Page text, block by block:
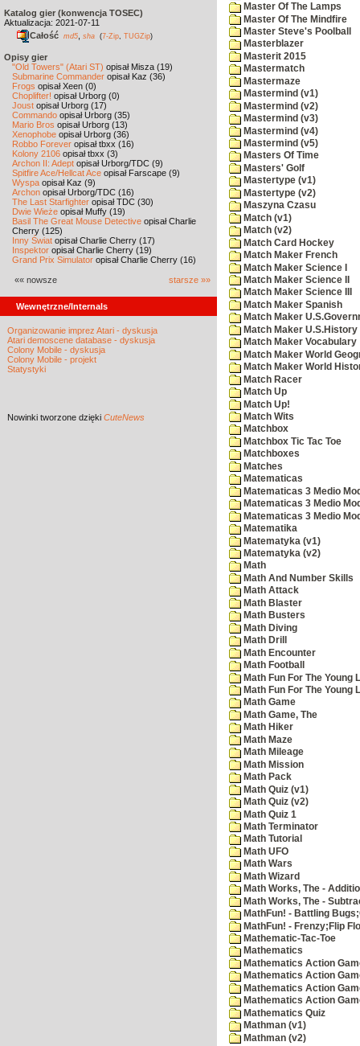
Katalog gier (konwencja TOSEC)
Aktualizacja: 2021-07-11
Całość md5 sha (7-Zip TUGZip)
Opisy gier
"Old Towers" (Atari ST) opisał Misza (19)
Submarine Commander opisał Kaz (36)
Frogs opisał Xeen (0)
Choplifter! opisał Urborg (0)
Joust opisał Urborg (17)
Commando opisał Urborg (35)
Mario Bros opisał Urborg (13)
Xenophobe opisał Urborg (36)
Robbo Forever opisał tbxx (16)
Kolony 2106 opisał tbxx (3)
Archon II: Adept opisał Urborg/TDC (9)
Spitfire Ace/Hellcat Ace opisał Farscape (9)
Wyspa opisał Kaz (9)
Archon opisał Urborg/TDC (16)
The Last Starfighter opisał TDC (30)
Dwie Wieże opisał Muffy (19)
Basil The Great Mouse Detective opisał Charlie
Cherry (125)
Inny Świat opisał Charlie Cherry (17)
Inspektor opisał Charlie Cherry (19)
Grand Prix Simulator opisał Charlie Cherry (16)
«« nowsze starsze »»
Wewnętrzne/Internals
Organizowanie imprez Atari - dyskusja
Atari demoscene database - dyskusja
Colony Mobile - dyskusja
Colony Mobile - projekt
Statystyki
Nowinki tworzone dzięki CuteNews
Master Of The Lamps
Master Of The Mindfire
Master Steve's Poolball
Masterblazer
Masterit 2015
Mastermatch
Mastermaze
Mastermind (v1)
Mastermind (v2)
Mastermind (v3)
Mastermind (v4)
Mastermind (v5)
Masters Of Time
Masters' Golf
Mastertype (v1)
Mastertype (v2)
Maszyna Czasu
Match (v1)
Match (v2)
Match Card Hockey
Match Maker French
Match Maker Science I
Match Maker Science II
Match Maker Science III
Match Maker Spanish
Match Maker
Match Maker U.S.History
Match Maker Vocabulary
Match Maker World
Match Maker World
Match Racer
Match Up
Match Up!
Match Wits
Matchbox
Matchbox Tic Tac Toe
Matchboxes
Matches
Matematicas
Matematicas 3 Medio
Matematicas 3 Medio
Matematicas 3 Medio
Matematika
Matematyka (v1)
Matematyka (v2)
Math
Math And Number Skills
Math Attack
Math Blaster
Math Busters
Math Diving
Math Drill
Math Encounter
Math Football
Math Fun For The Young
Math Fun For The Young
Math Game
Math Game, The
Math Hiker
Math Maze
Math Mileage
Math Mission
Math Pack
Math Quiz (v1)
Math Quiz (v2)
Math Quiz 1
Math Terminator
Math Tutorial
Math UFO
Math Wars
Math Wizard
Math Works, The -
Math Works, The -
MathFun! - Battling
MathFun! - Frenzy;Flip
Mathematic-Tac-Toe
Mathematics
Mathematics Action
Mathematics Action
Mathematics Action
Mathematics Action
Mathematics Quiz
Mathman (v1)
Mathman (v2)